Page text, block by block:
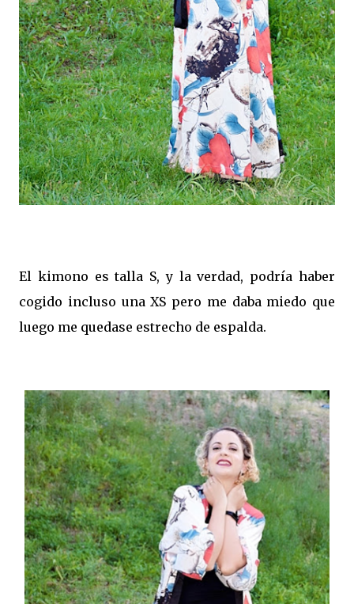
El kimono es talla S, y la verdad, podría haber
cogido incluso una XS pero me daba miedo que
luego me quedase estrecho de espalda.